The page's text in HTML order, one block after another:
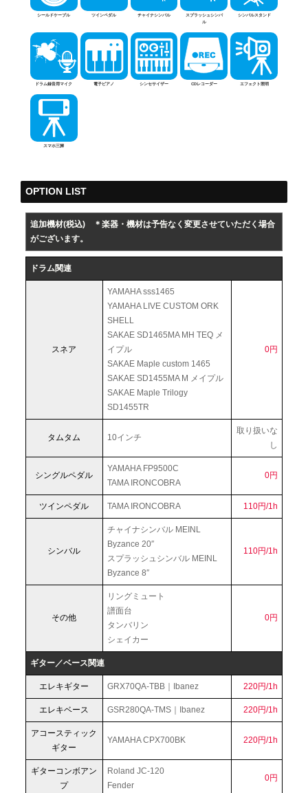
シールドケーブル ツインペダル チャイナシンバル
スプラッシュシンバ
ル
シンバルスタンド
ドラム録音用マイク 電子ピアノ シンセサイザー CDレコーダー エフェクト照明
スマホ三脚
OPTION LIST
追加機材(税込)＊楽器・機材は予告なく変更させていただく場合
がございます。
ドラム関連
スネア
YAMAHA sss1465
YAMAHA LIVE CUSTOM ORK
SHELL
SAKAE SD1465MA MH TEQ メ
イプル
SAKAE Maple custom 1465
SAKAE SD1455MA M メイプル
SAKAE Maple Trilogy
SD1455TR
0円
タムタム 10インチ
取り扱いな
し
シングルペダル
YAMAHA FP9500C
TAMA IRONCOBRA
0円
ツインペダル TAMA IRONCOBRA 110円/1h
シンバル
チャイナシンバル MEINL
Byzance 20″
スプラッシュシンバル MEINL
Byzance 8″
110円/1h
その他
リングミュート
譜面台
タンバリン
シェイカー
0円
ギター／ベース関連
エレキギター GRX70QA-TBB｜Ibanez 220円/1h
エレキベース GSR280QA-TMS｜Ibanez 220円/1h
アコースティック
ギター
YAMAHA CPX700BK 220円/1h
ギターコンボアン
プ
Roland JC-120
Fender
0円